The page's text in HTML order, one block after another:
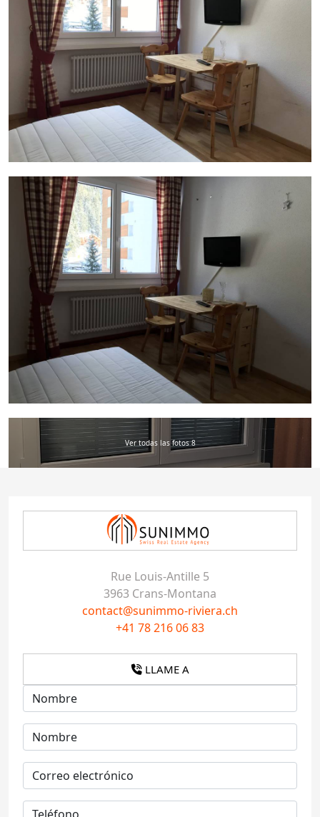
Ver todas las fotos 8
Rue Louis-Antille 5
3963 Crans-Montana
contact@sunimmo-riviera.ch
+41 78 216 06 83
LLAME A